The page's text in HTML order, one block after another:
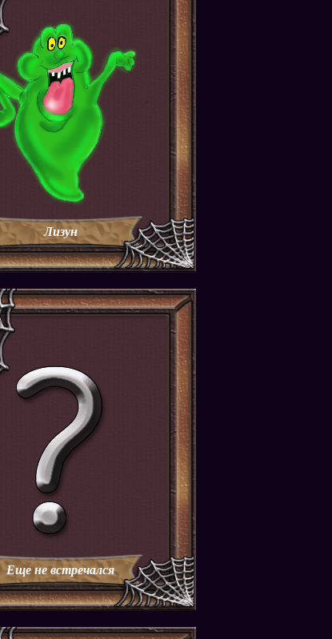
Лизун
Еще не встречался